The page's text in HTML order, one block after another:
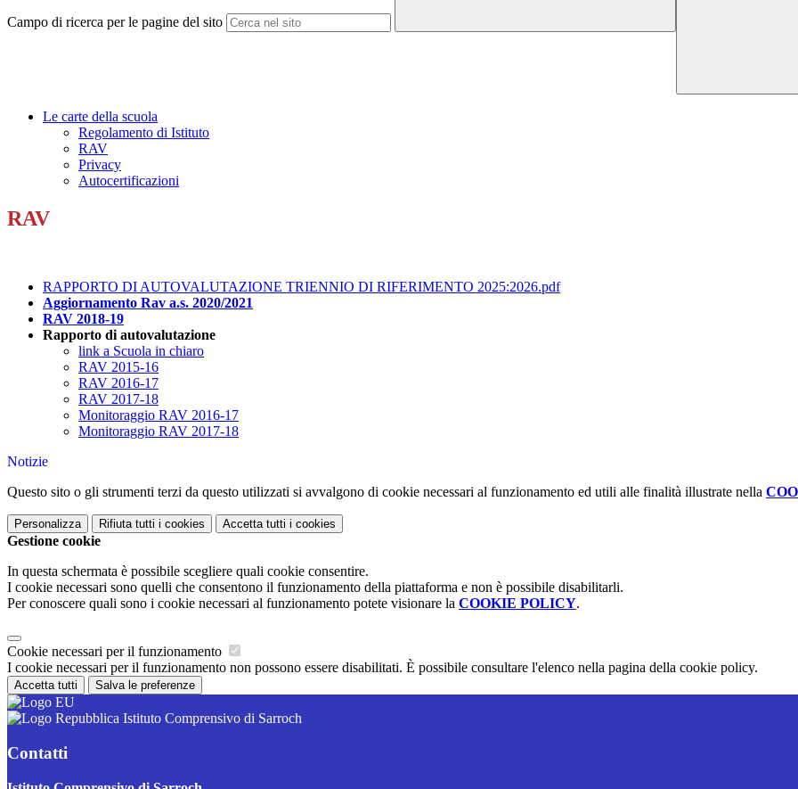
Campo di ricerca per le pagine del sito
Le carte della scuola
Regolamento di Istituto
RAV
Privacy
Autocertificazioni
RAV
RAPPORTO DI AUTOVALUTAZIONE TRIENNIO DI RIFERIMENTO 2025:2026.pdf
Aggiornamento Rav a.s. 2020/2021
RAV 2018-19
Rapporto di autovalutazione
link a Scuola in chiaro
RAV 2015-16
RAV 2016-17
RAV 2017-18
Monitoraggio RAV 2016-17
Monitoraggio RAV 2017-18
Notizie
Questo sito o gli strumenti terzi da questo utilizzati si avvalgono di cookie necessari al funzionamento ed utili alle finalità illustrate nella
Personalizza Rifiuta tutti i cookies Accetta tutti i cookies
Gestione cookie
In questa schermata è possibile scegliere quali cookie consentire.
I cookie necessari sono quelli che consentono il funzionamento della piattaforma e non è possibile disabilitarli.
Per conoscere quali sono i cookie necessari al funzionamento potete visionare la COOKIE POLICY.
Cookie necessari per il funzionamento
I cookie necessari per il funzionamento non possono essere disabilitati. È possibile consultare l'elenco nella pagina della cookie policy.
Accetta tutti Salva le preferenze
Istituto Comprensivo di Sarroch
Contatti